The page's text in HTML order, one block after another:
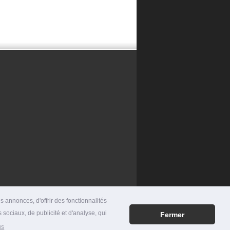
annonces, d'offrir des fonctionnalités
de publicité et d'analyse, qui
Fermer